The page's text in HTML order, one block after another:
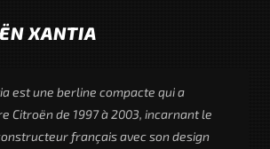
XANTIA
est une berline compacte qui a
Citroën de 1997 à 2003, incarnant le
français avec son design